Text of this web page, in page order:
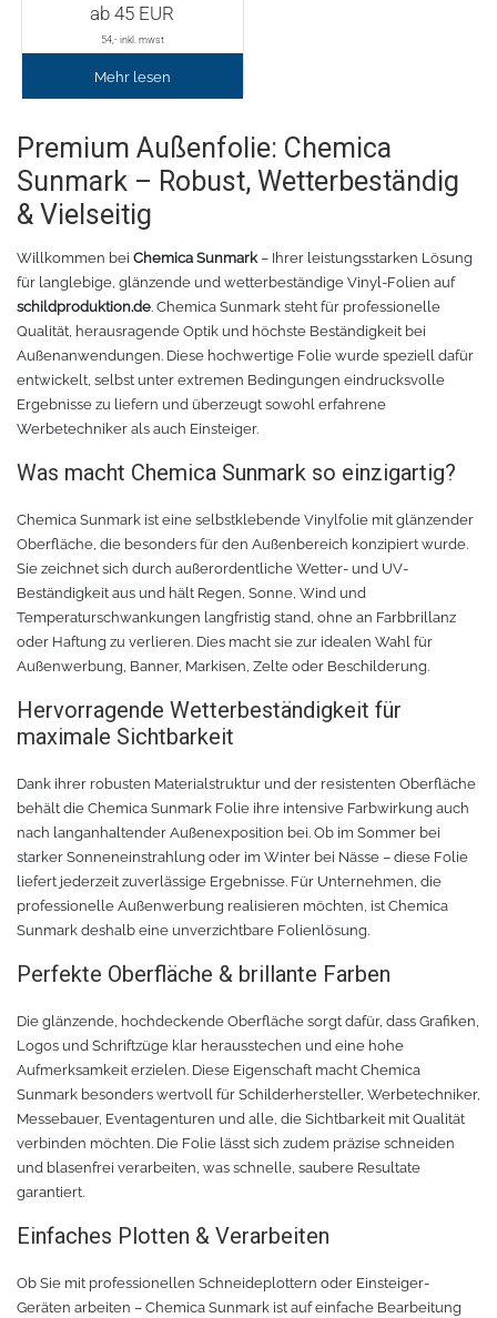
Gedruckte Medien
Oralite 5700
Oracal 6510
Oracal 7510
Oracal 8300
Oralux 9300
Oramask
Oraguard Laminierfolie
Glasdekorationsfolie
Magnetfolie
Antigraffiti-Folie
Tafelfolie
Textilfolie
Übersicht
Chemica Firstmark
Chemica Hotmark
Chemica Holograflex
Chemica Upperflok
Schneide-Software
Transferpressen
Schneidleisten
Schneidewerkzeuge und -matten
Messer
Schere
Lineale
Lineal Zubehör
Schneidematten
Schildwerkzeug
Montagewerkzeug
Trommeln
Verschiedenes
Griffe
Schnellspanner
Taschen und Kisten
Ausstattung für Taschen
Werkzeugtasche
Myrtle Beach
Stormtech
James & Nicholson
ab 45 EUR
54,- inkl. mwst
Mehr lesen
Premium Außenfolie: Chemica
Sunmark – Robust, Wetterbeständig
& Vielseitig
Willkommen bei Chemica Sunmark– Ihrer leistungsstarken Lösung
für langlebige, glänzende und wetterbeständige Vinyl-Folien auf
schildproduktion.de. Chemica Sunmark steht für professionelle
Qualität, herausragende Optik und höchste Beständigkeit bei
Außenanwendungen. Diese hochwertige Folie wurde speziell dafür
entwickelt, selbst unter extremen Bedingungen eindrucksvolle
Ergebnisse zu liefern und überzeugt sowohl erfahrene
Werbetechniker als auch Einsteiger.
Was macht Chemica Sunmark so einzigartig?
Chemica Sunmark ist eine selbstklebende Vinylfolie mit glänzender
Oberfläche, die besonders für den Außenbereich konzipiert wurde.
Sie zeichnet sich durch außerordentliche Wetter- und UV-
Beständigkeit aus und hält Regen, Sonne, Wind und
Temperaturschwankungen langfristig stand, ohne an Farbbrillanz
oder Haftung zu verlieren. Dies macht sie zur idealen Wahl für
Außenwerbung, Banner, Markisen, Zelte oder Beschilderung.
Hervorragende Wetterbeständigkeit für
maximale Sichtbarkeit
Dank ihrer robusten Materialstruktur und der resistenten Oberfläche
behält die Chemica Sunmark Folie ihre intensive Farbwirkung auch
nach langanhaltender Außenexposition bei. Ob im Sommer bei
starker Sonneneinstrahlung oder im Winter bei Nässe – diese Folie
liefert jederzeit zuverlässige Ergebnisse. Für Unternehmen, die
professionelle Außenwerbung realisieren möchten, ist Chemica
Sunmark deshalb eine unverzichtbare Folienlösung.
Perfekte Oberfläche & brillante Farben
Die glänzende, hochdeckende Oberfläche sorgt dafür, dass Grafiken,
Logos und Schriftzüge klar herausstechen und eine hohe
Aufmerksamkeit erzielen. Diese Eigenschaft macht Chemica
Sunmark besonders wertvoll für Schilderhersteller, Werbetechniker,
Messebauer, Eventagenturen und alle, die Sichtbarkeit mit Qualität
verbinden möchten. Die Folie lässt sich zudem präzise schneiden
und blasenfrei verarbeiten, was schnelle, saubere Resultate
garantiert.
Einfaches Plotten & Verarbeiten
Ob Sie mit professionellen Schneideplottern oder Einsteiger-
Geräten arbeiten – Chemica Sunmark ist auf einfache Bearbeitung